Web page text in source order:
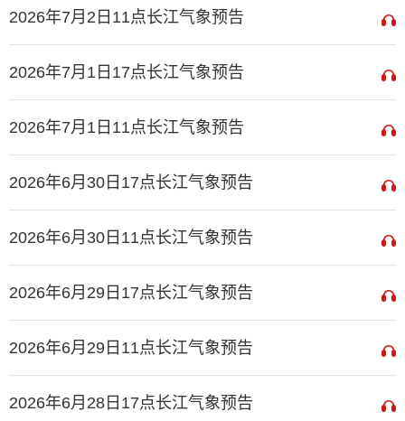
2026年7月2日11点长江气象预告
2026年7月1日17点长江气象预告
2026年7月1日11点长江气象预告
2026年6月30日17点长江气象预告
2026年6月30日11点长江气象预告
2026年6月29日17点长江气象预告
2026年6月29日11点长江气象预告
2026年6月28日17点长江气象预告